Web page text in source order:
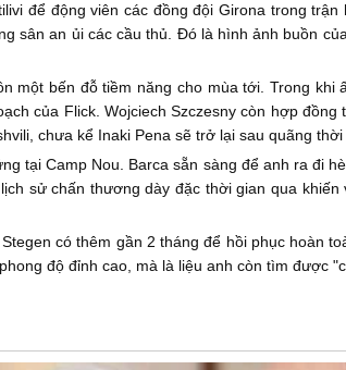
để động viên các đồng đội Girona trong
sân an ủi các cầu thủ. Đó là hình ảnh buồn
một bến đỗ tiềm năng cho mùa tới. Trong
của Flick. Wojciech Szczesny còn hợp
chưa kể Inaki Pena sẽ trở lại sau quãng thời
tại Camp Nou. Barca sẵn sàng để anh ra đi
sử chấn thương dày đặc thời gian qua
có thêm gần 2 tháng để hồi phục hoàn
độ đỉnh cao, mà là liệu anh còn tìm được